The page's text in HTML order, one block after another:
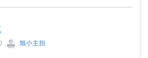
旭小主担